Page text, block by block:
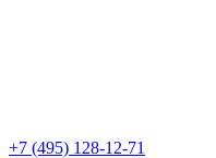
+7 (495) 128-12-71